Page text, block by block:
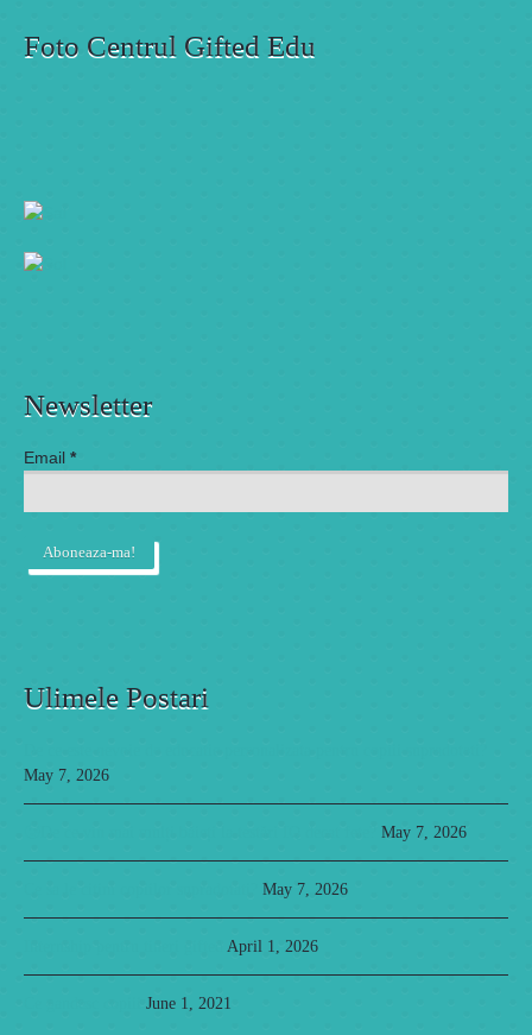
Foto Centrul Gifted Edu
Newsletter
Email *
Ulimele Postari
May 7, 2026
May 7, 2026
May 7, 2026
April 1, 2026
June 1, 2021